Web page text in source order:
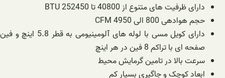
دارای ظرفیت های متنوع از 40800 تا 252450 BTU
حجم هوادهی 800 الی 4950 CFM
دارای کویل مسی با لوله های آلومینیومی به قطر 5.8 اینچ و فین
صفحه ای با تراکم 8 فین در هر اینچ
سرعت بالا در تامین گرمایش محیط
ابعاد کوچک و جاگیری بسیار کم